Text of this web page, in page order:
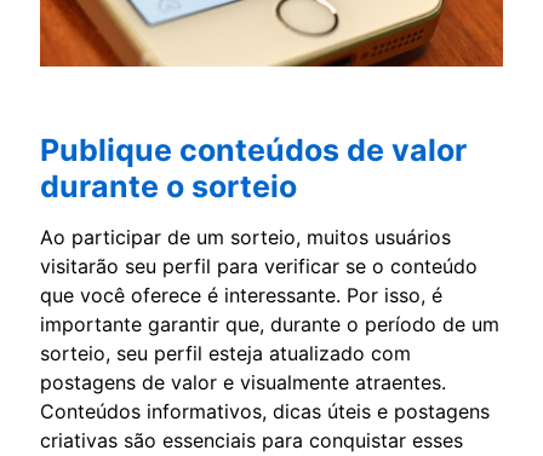
Publique conteúdos de valor
durante o sorteio
Ao participar de um sorteio, muitos usuários
visitarão seu perfil para verificar se o conteúdo
que você oferece é interessante. Por isso, é
importante garantir que, durante o período de um
sorteio, seu perfil esteja atualizado com
postagens de valor e visualmente atraentes.
Conteúdos informativos, dicas úteis e postagens
criativas são essenciais para conquistar esses